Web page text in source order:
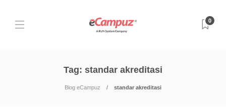
0
Tag: standar akreditasi
Blog eCampuz standar akreditasi